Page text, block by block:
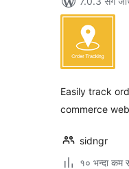
Easily track
commerce
sidngr
१० भन्दा कम